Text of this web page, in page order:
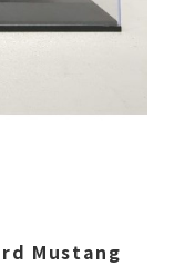
Mustang